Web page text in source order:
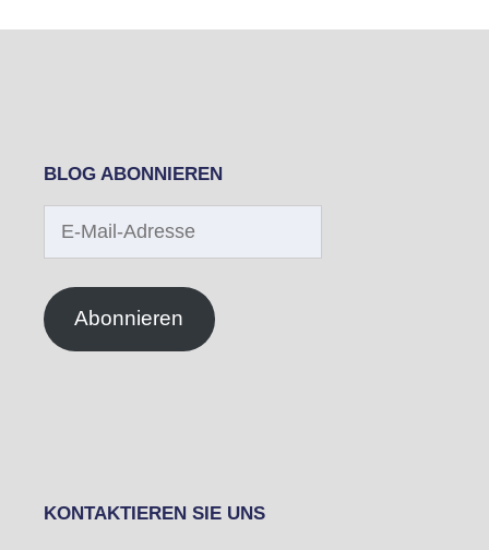
BLOG ABONNIEREN
Abonnieren
KONTAKTIEREN SIE UNS